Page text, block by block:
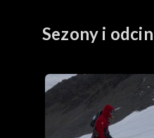
Sezony i